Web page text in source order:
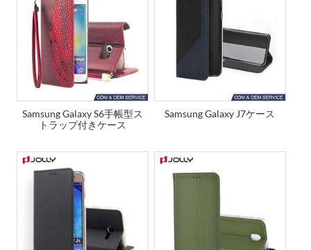
Samsung Galaxy S6手帳型ス
トラップ付きケース
Samsung Galaxy J7ケース